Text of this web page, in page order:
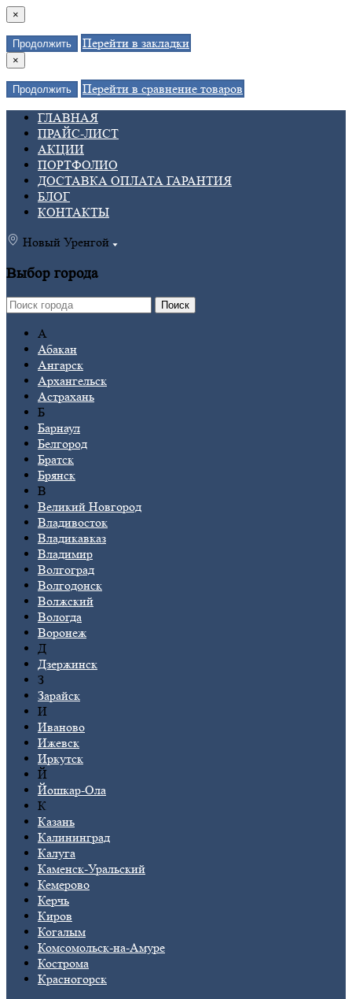
×
Продолжить Перейти в закладки
×
Продолжить
Перейти в сравнение товаров
ГЛАВНАЯ
ПРАЙС-ЛИСТ
АКЦИИ
ПОРТФОЛИО
ДОСТАВКА ОПЛАТА ГАРАНТИЯ
БЛОГ
КОНТАКТЫ
Новый Уренгой
Выбор города
Поиск
А
Абакан
Ангарск
Архангельск
Астрахань
Б
Барнаул
Белгород
Братск
Брянск
В
Великий Новгород
Владивосток
Владикавказ
Владимир
Волгоград
Волгодонск
Волжский
Вологда
Воронеж
Д
Дзержинск
З
Зарайск
И
Иваново
Ижевск
Иркутск
Й
Йошкар-Ола
К
Казань
Калининград
Калуга
Каменск-Уральский
Кемерово
Керчь
Киров
Когалым
Комсомольск-на-Амуре
Кострома
Красногорск